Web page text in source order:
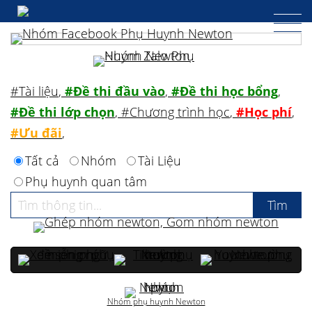
#Tài liệu, #Đề thi đầu vào, #Đề thi học bổng,
#Đề thi lớp chọn, #Chương trình học, #Học phí,
#Ưu đãi,
Tất cả
Nhóm
Tài Liệu
Phụ huynh quan tâm
Nhóm phụ huynh Newton